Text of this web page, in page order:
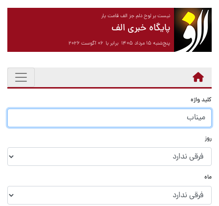
نیست بر لوح دلم جز الف قامت یار
پایگاه خبری الف
پنج‌شنبه ۱۵ مرداد ۱۴۰۵ برابر با ۰۶ آگوست ۲۰۲۶
کلید واژه
روز
ماه